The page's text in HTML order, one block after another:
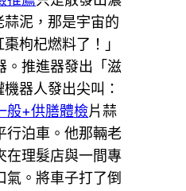
泥，那是宇宙的
枸杞燃料了！」
。推進器發出「滋
器人發出尖叫：
般+供膳體檢片蒜
行泊車。他那輛老
在理髮店與一間專
。將車子打了倒